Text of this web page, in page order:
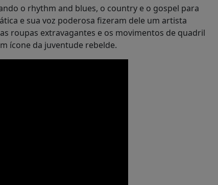
o rhythm and blues, o country e o gospel para
e sua voz poderosa fizeram dele um artista
roupas extravagantes e os movimentos de quadril
ícone da juventude rebelde.